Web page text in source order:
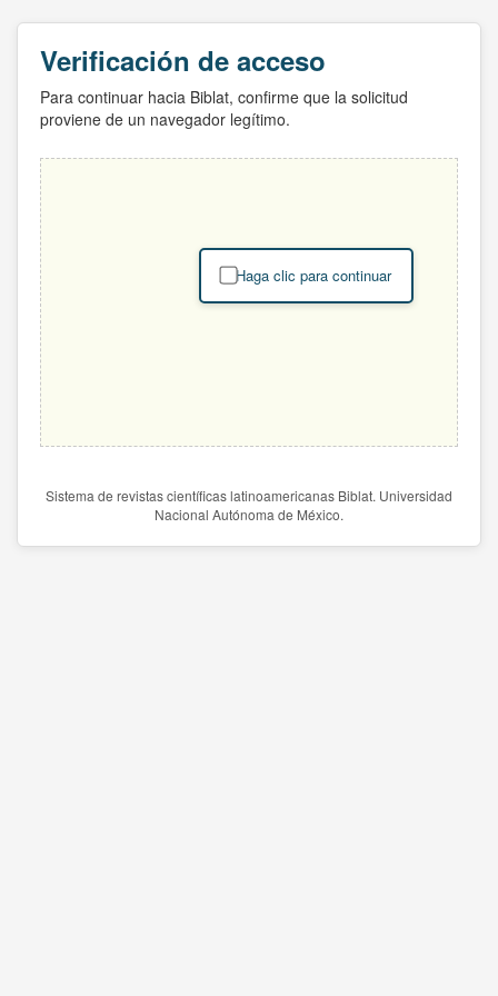
Verificación de acceso
Para continuar hacia Biblat, confirme que la solicitud
proviene de un navegador legítimo.
Haga clic para continuar
Sistema de revistas científicas latinoamericanas Biblat. Universidad
Nacional Autónoma de México.